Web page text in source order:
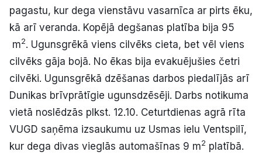
pagastu, kur dega vienstāvu vasarnīca ar pirts ēku,
kā arī veranda. Kopējā degšanas platība bija 95
m2. Ugunsgrēkā viens cilvēks cieta, bet vēl viens
cilvēks gāja bojā. No ēkas bija evakuējušies četri
cilvēki. Ugunsgrēkā dzēšanas darbos piedalījās arī
Dunikas brīvprātīgie ugunsdzēsēji. Darbs notikuma
vietā noslēdzās plkst. 12.10. Ceturtdienas agrā rīta
VUGD saņēma izsaukumu uz Usmas ielu Ventspilī,
kur dega divas vieglās automašīnas 9 m2 platībā.